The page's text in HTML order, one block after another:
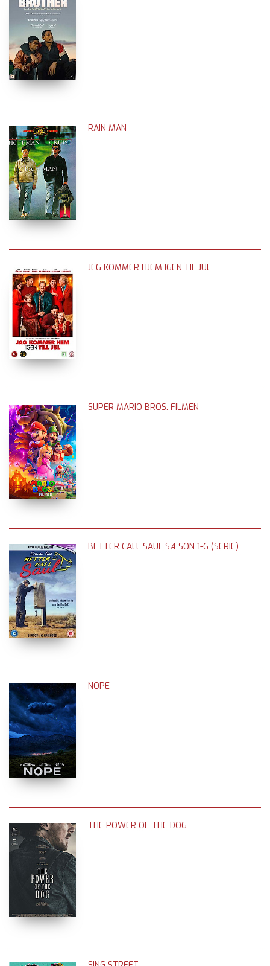
RAIN MAN
JEG KOMMER HJEM IGEN TIL JUL
SUPER MARIO BROS. FILMEN
BETTER CALL SAUL SÆSON 1-6 (SERIE)
NOPE
THE POWER OF THE DOG